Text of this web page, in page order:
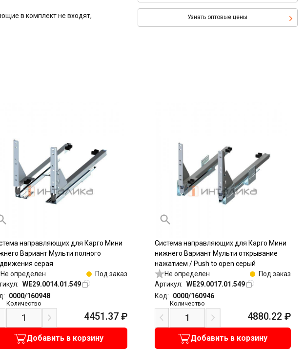
Узнать оптовые цены
в комплект не входят,
направляющих для Карго Мини
Вариант Мульти полного
серая
Не определен
Под заказ
WE29.0014.01.549
0000/160948
Количество
4451.37 ₽
Добавить в корзину
Система направляющих для Карго Мини
нижнего Вариант Мульти открывание
нажатием / Push to open серый
Не определен
Под заказ
Артикул: WE29.0017.01.549
Код:
0000/160946
Количество
4880.22 ₽
Добавить в корзину